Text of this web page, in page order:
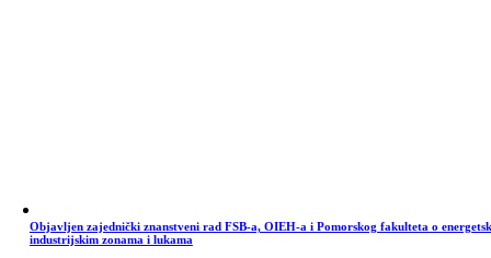
Objavljen zajednički znanstveni rad FSB-a, OIEH-a i Pomorskog fakulteta o
industrijskim zonama i lukama